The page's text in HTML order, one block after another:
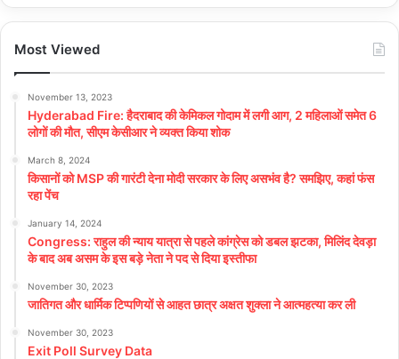
Most Viewed
November 13, 2023
Hyderabad Fire: हैदराबाद की केमिकल गोदाम में लगी आग, 2 महिलाओं समेत 6
लोगों की मौत, सीएम केसीआर ने व्यक्त किया शोक
March 8, 2024
किसानों को MSP की गारंटी देना मोदी सरकार के लिए असभंव है? समझिए, कहां फंस
रहा पेंच
January 14, 2024
Congress: राहुल की न्याय यात्रा से पहले कांग्रेस को डबल झटका, मिलिंद देवड़ा
के बाद अब असम के इस बड़े नेता ने पद से दिया इस्तीफा
November 30, 2023
जातिगत और धार्मिक टिप्पणियों से आहत छात्र अक्षत शुक्ला ने आत्महत्या कर ली
November 30, 2023
Exit Poll Survey Data